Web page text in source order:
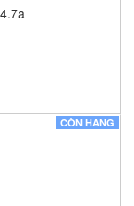
CÒN HÀNG